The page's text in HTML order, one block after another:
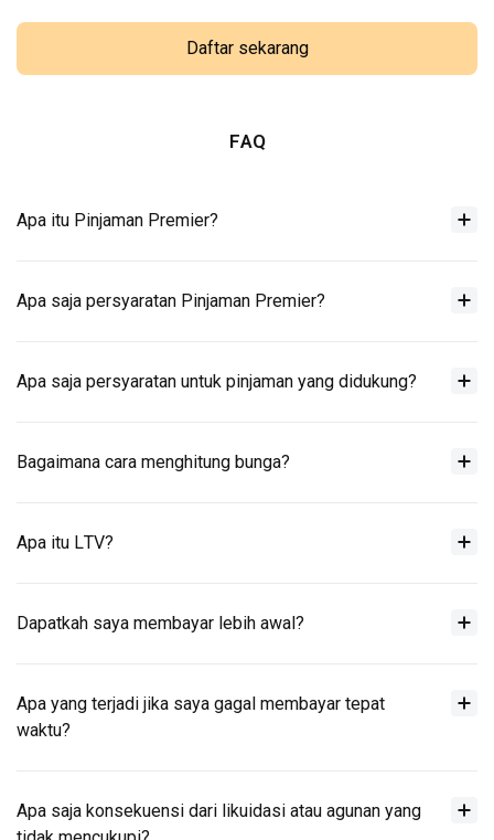
Daftar sekarang
FAQ
Apa itu Pinjaman Premier?
Apa saja persyaratan Pinjaman Premier?
Apa saja persyaratan untuk pinjaman yang didukung?
Bagaimana cara menghitung bunga?
Apa itu LTV?
Dapatkah saya membayar lebih awal?
Apa yang terjadi jika saya gagal membayar tepat
waktu?
Apa saja konsekuensi dari likuidasi atau agunan yang